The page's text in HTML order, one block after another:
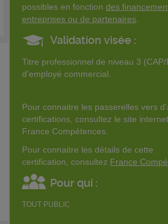
possibles en fonction des
entreprises ou de partenaires
Validation visée :
Titre professionnel de niveau 3 (CAP/
d'employé commercial.
Pour connaitre les passerelles vers
certifications, consultez le site
France Compétences.
Pour connaitre les détails de cette
certification, consultez France
Pour qui :
TOUT PUBLIC